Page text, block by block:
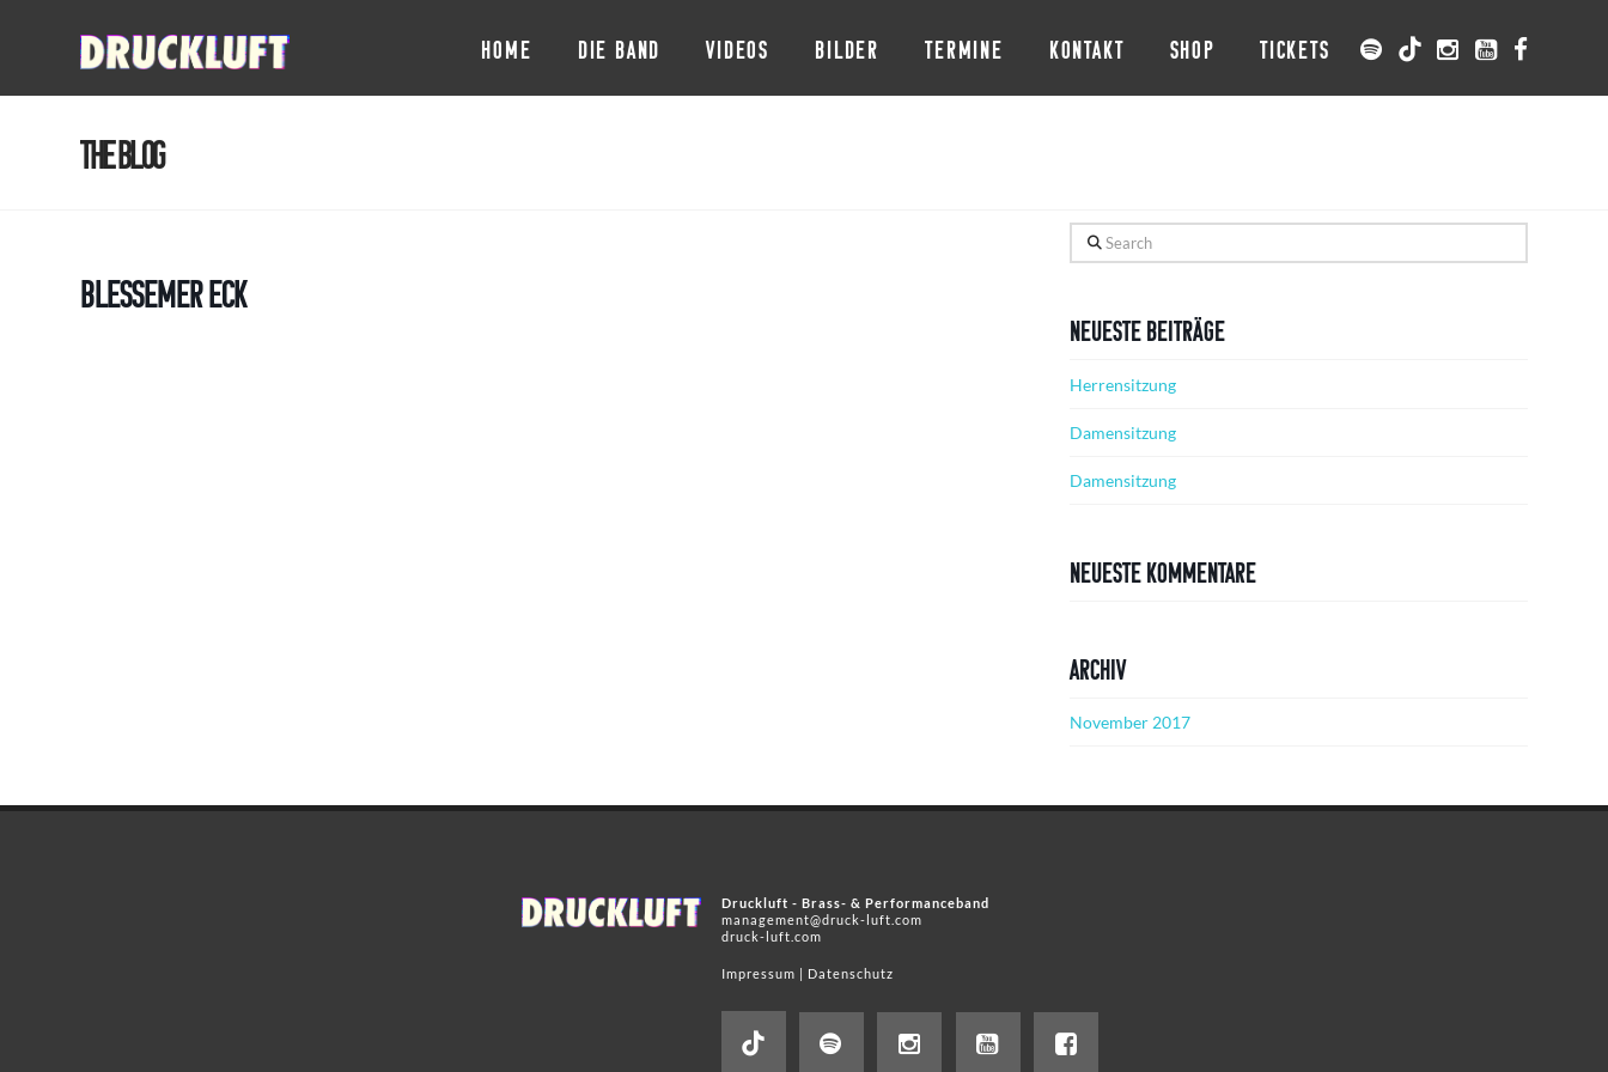
HOME DIE BAND VIDEOS BILDER TERMINE KONTAKT SHOP TICKETS
The Blog
Blessemer Eck
Search
Neueste Beiträge
Herrensitzung
Damensitzung
Damensitzung
Neueste Kommentare
Archiv
November 2017
Druckluft - Brass- & Performanceband
management@druck-luft.com
druck-luft.com
Impressum | Datenschutz